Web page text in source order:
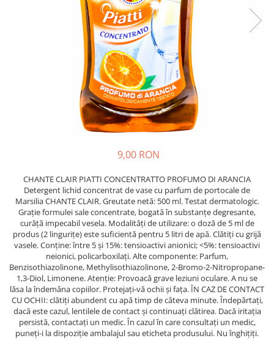
Fructe si legume din Italia
Sosuri de rosii si pasta de tomate
Produse proaspete
Branzeturi italiene
Prajituri, napolitane, cornuri
italiene
Bomboane italiene
Ciocolata italiana
Snacksuri italiene
Cafea italiana
Bauturi italiene
Bere italiana
Vinuri italiene
Bauturi aperitive, alcoolice
Solutii curatat suprafete baie
Solutie curatat geamuri
Degresant mobila
Degresant universal
Parfum, odorizant camera
Detergenti pardoseli
Geluri de dus pentru Barbati si
Sapun Lichid sau Solid
Antibacterian Pentru Fata sau
Servetele umede, nazale
Parfumuri Italiene
Produse Igiena Dentara
Igiena intima
Absorbante
Geluri intime
9,00 RON
CHANTE CLAIR PIATTI CONCENTRATTO PROFUMO DI ARANCIA
Detergent lichid concentrat de vase cu parfum de portocale de
Marsilia CHANTE CLAIR. Greutate netă: 500 ml. Testat dermatologic.
Grație formulei sale concentrate, bogată în substanțe degresante,
curăță impecabil vesela. Modalități de utilizare: o doză de 5 ml de
produs (2 lingurițe) este suficientă pentru 5 litri de apă. Clătiți cu grijă
vasele. Conține: între 5 și 15%: tensioactivi anionici; <5%: tensioactivi
neionici, policarboxilați. Alte componente: Parfum,
Benzisothiazolinone, Methylisothiazolinone, 2-Bromo-2-Nitropropane-
1,3-Diol, Limonene. Atenție: Provoacă grave leziuni oculare. A nu se
lăsa la îndemâna copiilor. Protejați-vă ochii și fața. ÎN CAZ DE CONTACT
CU OCHII: clătiți abundent cu apă timp de câteva minute. Îndepărtați,
dacă este cazul, lentilele de contact și continuați clătirea. Dacă iritația
persistă, contactați un medic. În cazul în care consultați un medic,
puneți-i la dispoziție ambalajul sau eticheta produsului. Nu înghițiți.